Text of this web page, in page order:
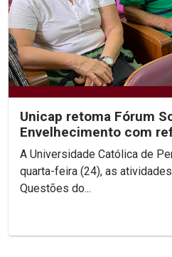
Unicap retoma Fórum
Envelhecimento com
Ecologia Integral
A Universidade Católica de
quarta-feira (24), as
Questões do...